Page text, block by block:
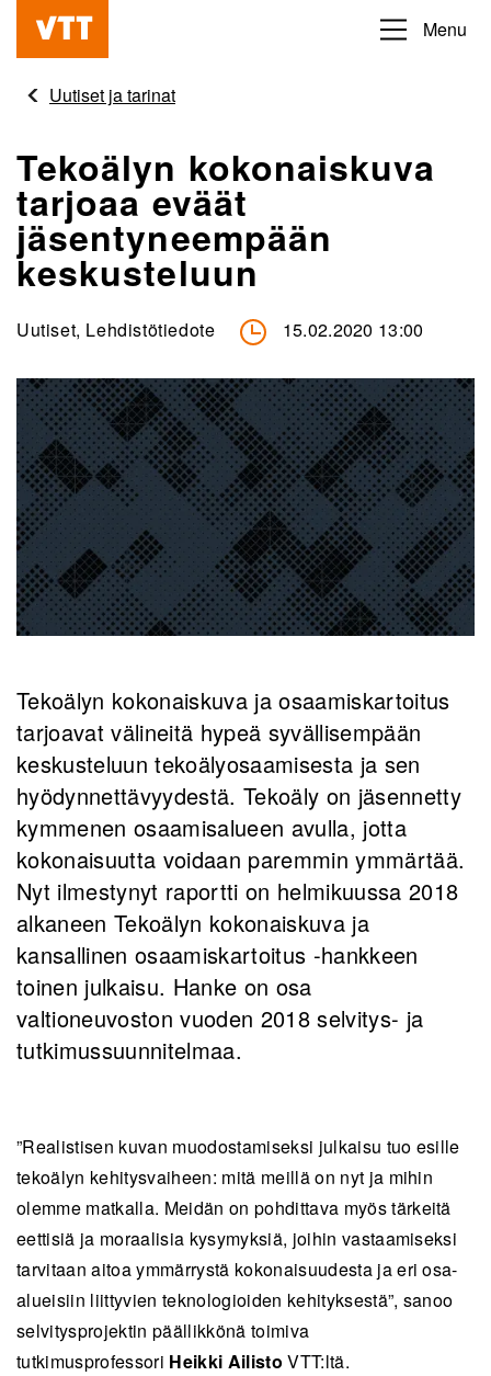
Hyppää
pääsisältöön
Beyond
obvious
Menu
Uutiset ja tarinat
Tekoälyn kokonaiskuva
tarjoaa eväät
jäsentyneempään
keskusteluun
Uutiset, Lehdistötiedote 15.02.2020 13:00
Tekoälyn kokonaiskuva ja osaamiskartoitus
tarjoavat välineitä hypeä syvällisempään
keskusteluun tekoälyosaamisesta ja sen
hyödynnettävyydestä. Tekoäly on jäsennetty
kymmenen osaamisalueen avulla, jotta
kokonaisuutta voidaan paremmin ymmärtää.
Nyt ilmestynyt raportti on helmikuussa 2018
alkaneen Tekoälyn kokonaiskuva ja
kansallinen osaamiskartoitus -hankkeen
toinen julkaisu. Hanke on osa
valtioneuvoston vuoden 2018 selvitys- ja
tutkimussuunnitelmaa.
”Realistisen kuvan muodostamiseksi julkaisu tuo esille
tekoälyn kehitysvaiheen: mitä meillä on nyt ja mihin
olemme matkalla. Meidän on pohdittava myös tärkeitä
eettisiä ja moraalisia kysymyksiä, joihin vastaamiseksi
tarvitaan aitoa ymmärrystä kokonaisuudesta ja eri osa-
alueisiin liittyvien teknologioiden kehityksestä”, sanoo
selvitysprojektin päällikkönä toimiva
tutkimusprofessori Heikki Ailisto VTT:ltä.